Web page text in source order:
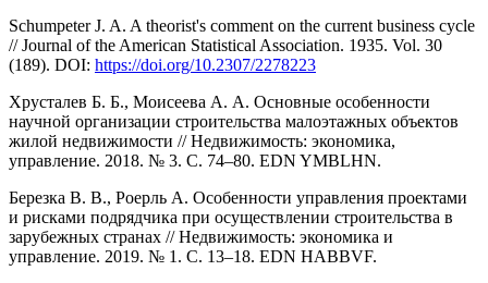
Schumpeter J. A. A theorist's comment on the current business cycle
// Journal of the American Statistical Association. 1935. Vol. 30
(189). DOI: https://doi.org/10.2307/2278223
Хрусталев Б. Б., Моисеева А. А. Основные особенности
научной организации строительства малоэтажных объектов
жилой недвижимости // Недвижимость: экономика,
управление. 2018. № 3. С. 74–80. EDN YMBLHN.
Березка В. В., Роерль A. Особенности управления проектами
и рисками подрядчика при осуществлении строительства в
зарубежных странах // Недвижимость: экономика и
управление. 2019. № 1. С. 13–18. EDN HABBVF.